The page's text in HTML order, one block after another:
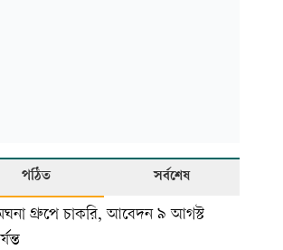
পঠিত সর্বশেষ
গ্রুপে চাকরি, আবেদন ৯ আগস্ট